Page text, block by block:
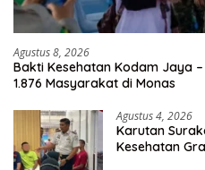
Agustus 8, 2026
Bakti Kesehatan Kodam Jaya
1.876 Masyarakat di Monas
Agustus 4, 2026
Karutan
Kesehatan